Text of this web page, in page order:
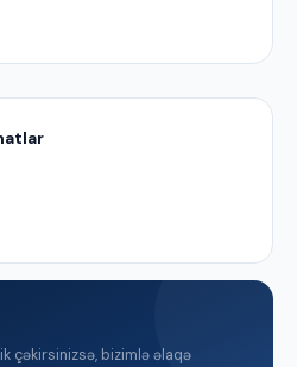
çəkirsinizsə, bizimlə əlaqə